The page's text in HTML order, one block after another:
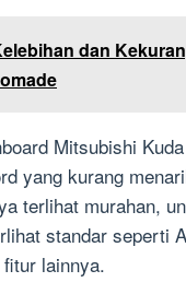
dan
Mitsubishi
yang kurang
terlihat murahan,
standar seperti
lainnya.